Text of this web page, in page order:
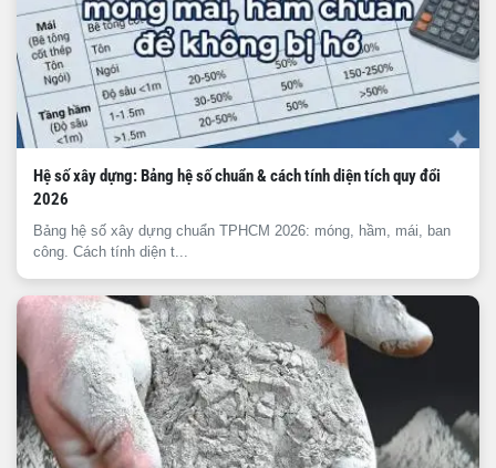
Hệ số xây dựng: Bảng hệ số chuẩn & cách tính diện tích quy đổi
2026
Bảng hệ số xây dựng chuẩn TPHCM 2026: móng, hầm, mái, ban
công. Cách tính diện t...